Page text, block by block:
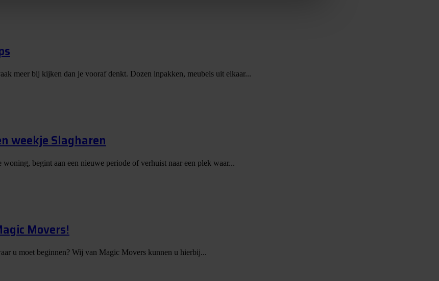
meer bij kijken dan je vooraf denkt. Dozen inpakken, meubels uit elkaar...
weekje Slagharen
begint aan een nieuwe periode of verhuist naar een plek waar...
Movers!
u moet beginnen? Wij van Magic Movers kunnen u hierbij...